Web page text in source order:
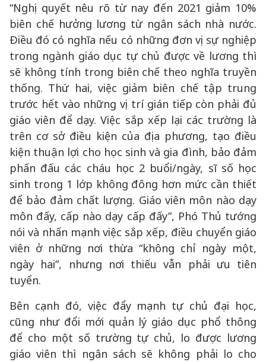
“Nghị quyết nêu rõ từ nay đến 2021 giảm 10%
biên chế hưởng lương từ ngân sách nhà nước.
Điều đó có nghĩa nếu có những đơn vị sự nghiệp
trong ngành giáo dục tự chủ được về lương thì
sẽ không tính trong biên chế theo nghĩa truyền
thống. Thứ hai, việc giảm biên chế tập trung
trước hết vào những vị trí gián tiếp còn phải đủ
giáo viên để dạy. Việc sắp xếp lại các trường là
trên cơ sở điều kiện của địa phương, tạo điều
kiện thuận lợi cho học sinh và gia đình, bảo đảm
phấn đấu các cháu học 2 buổi/ngày, sĩ số học
sinh trong 1 lớp không đông hơn mức cần thiết
để bảo đảm chất lượng. Giáo viên môn nào dạy
môn đấy, cấp nào dạy cấp đấy”, Phó Thủ tướng
nói và nhấn mạnh việc sắp xếp, điều chuyển giáo
viên ở những nơi thừa “không chỉ ngày một,
ngày hai”, nhưng nơi thiếu vẫn phải ưu tiên
tuyển.
Bên cạnh đó, việc đẩy mạnh tự chủ đại học,
cũng như đổi mới quản lý giáo dục phổ thông
để cho một số trường tự chủ, lo được lương
giáo viên thì ngân sách sẽ không phải lo cho